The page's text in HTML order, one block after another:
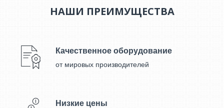
НАШИ ПРЕИМУЩЕСТВА
Качественное оборудование
от мировых производителей
Низкие цены